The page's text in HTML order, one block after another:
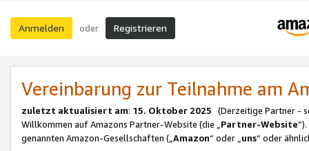
Anmelden oder Registrieren
Vereinbarung zur Teilnahme am
zuletzt aktualisiert am: 15. Oktober 2025 (Derzeitige Partner -
Willkommen auf Amazons Partner-Website (die „Partner-Website
genannten Amazon-Gesellschaften („Amazon“ oder „uns“ oder